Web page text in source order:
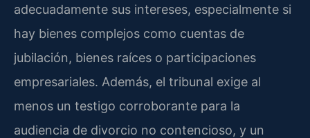
adecuadamente sus intereses, especialmente si
hay bienes complejos como cuentas de
jubilación, bienes raíces o participaciones
empresariales. Además, el tribunal exige al
menos un testigo corroborante para la
audiencia de divorcio no contencioso, y un